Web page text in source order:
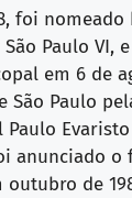
foi
Paulo VI,
em 6 de
São Paulo
Paulo
anunciado o
outubro de